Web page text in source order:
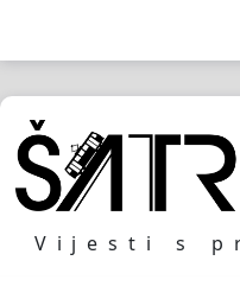
Vijesti s